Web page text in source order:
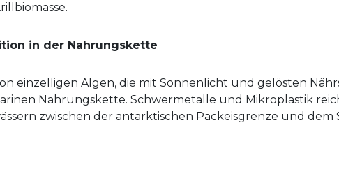
in der Nahrungskette
einzelligen Algen, die mit Sonnenlicht und gelösten
Nahrungskette. Schwermetalle und Mikroplastik
zwischen der antarktischen Packeisgrenze und dem